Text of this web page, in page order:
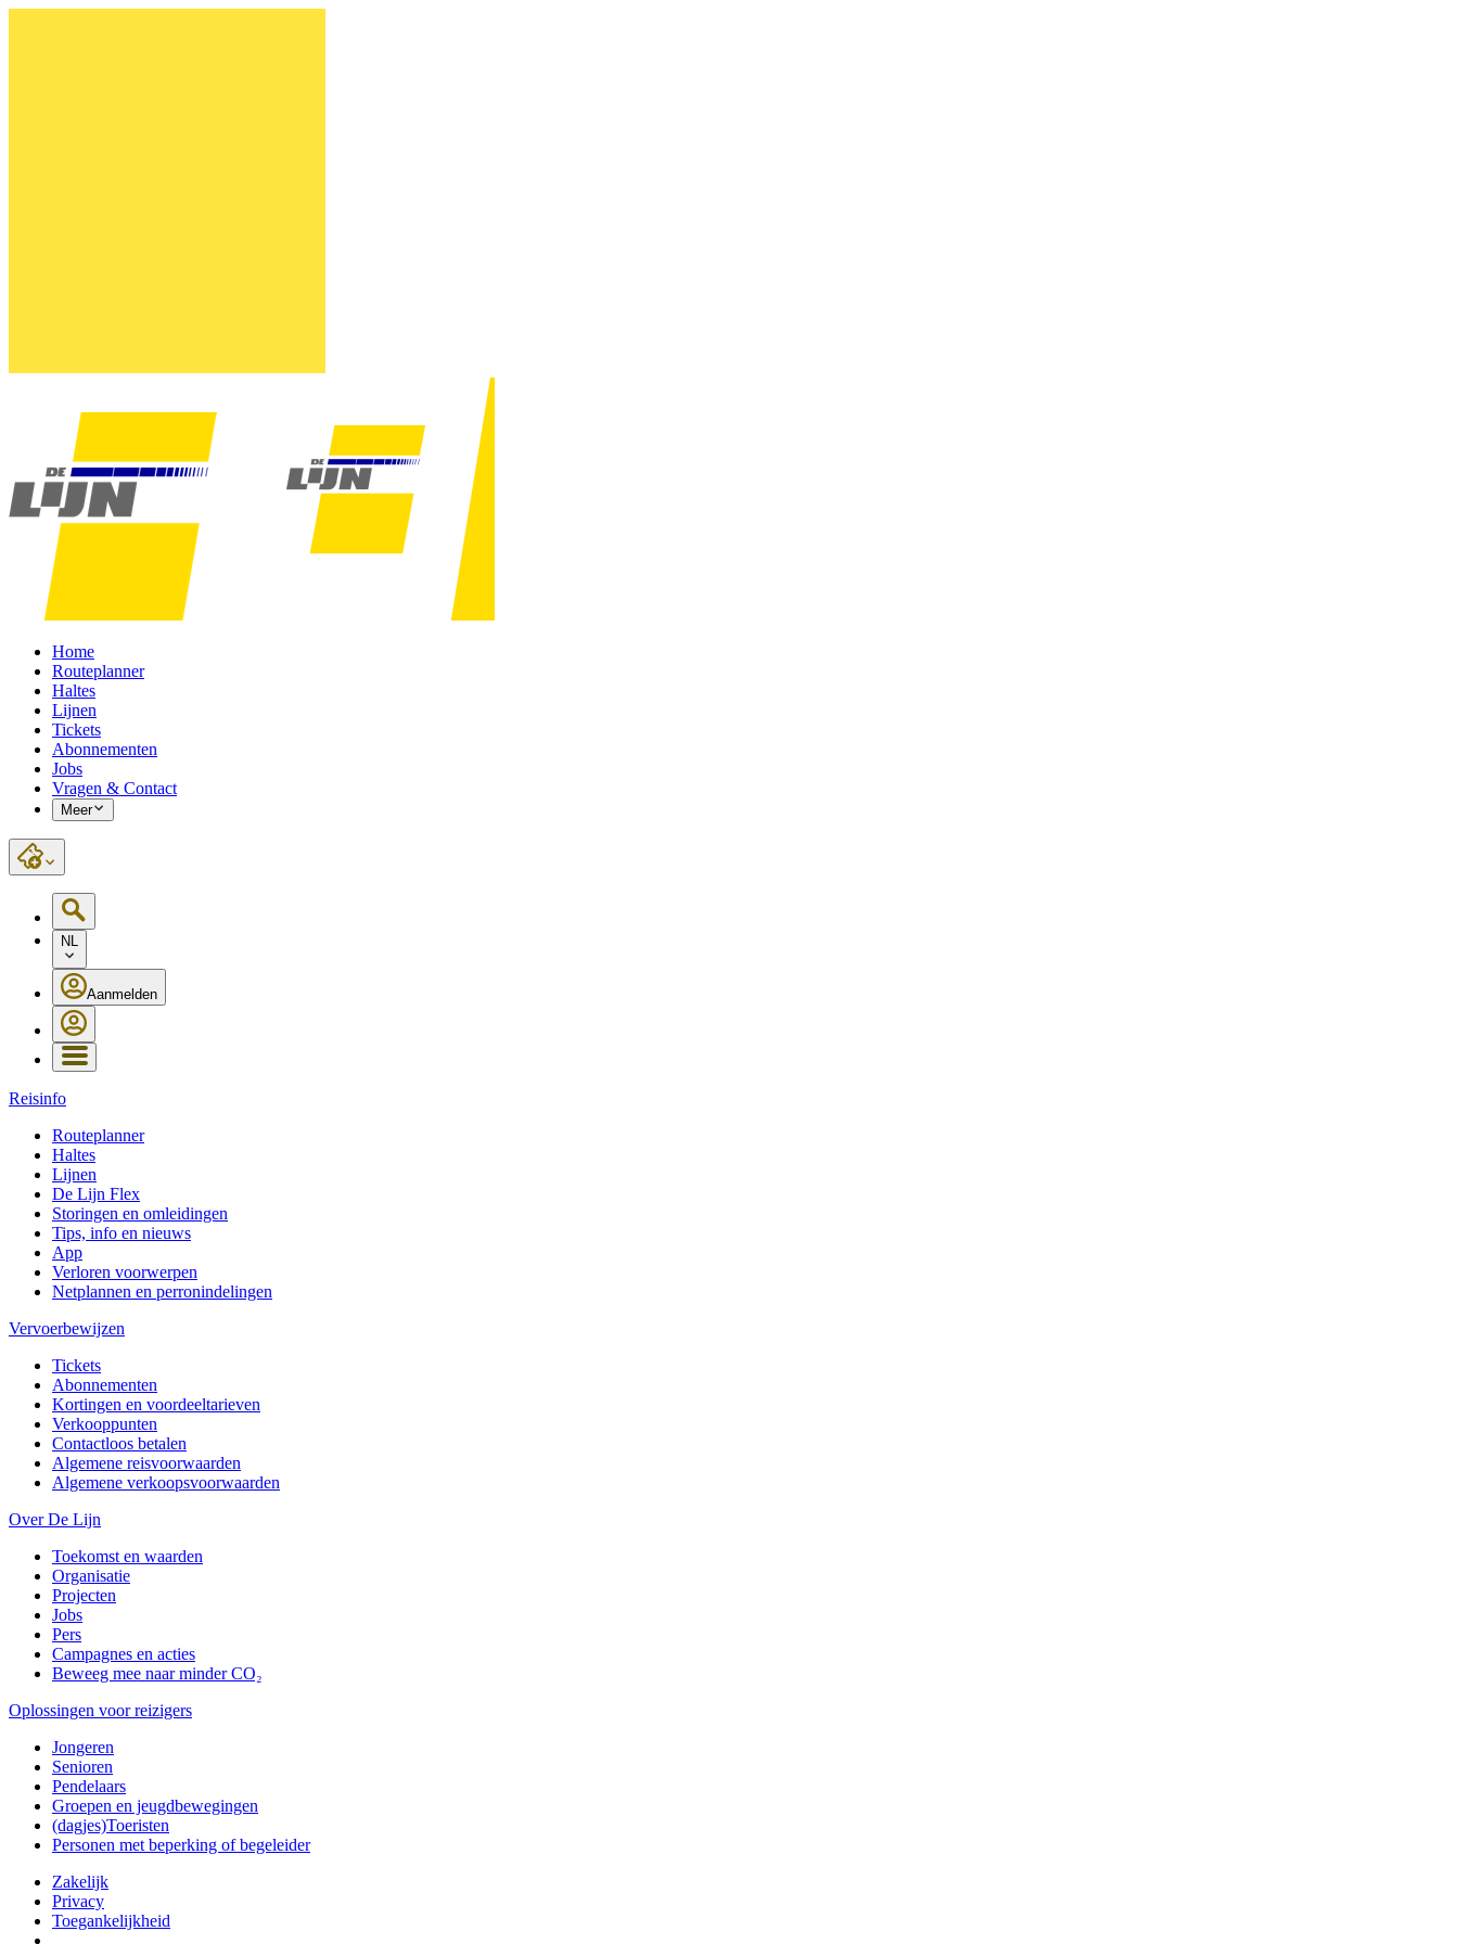
Home
Routeplanner
Haltes
Lijnen
Tickets
Abonnementen
Jobs
Vragen & Contact
Meer
NL
Aanmelden
Reisinfo
Routeplanner
Haltes
Lijnen
De Lijn Flex
Storingen en omleidingen
Tips, info en nieuws
App
Verloren voorwerpen
Netplannen en perronindelingen
Vervoerbewijzen
Tickets
Abonnementen
Kortingen en voordeeltarieven
Verkooppunten
Contactloos betalen
Algemene reisvoorwaarden
Algemene verkoopsvoorwaarden
Over De Lijn
Toekomst en waarden
Organisatie
Projecten
Jobs
Pers
Campagnes en acties
Beweeg mee naar minder CO₂
Oplossingen voor reizigers
Jongeren
Senioren
Pendelaars
Groepen en jeugdbewegingen
(dagjes)Toeristen
Personen met beperking of begeleider
Zakelijk
Privacy
Toegankelijkheid